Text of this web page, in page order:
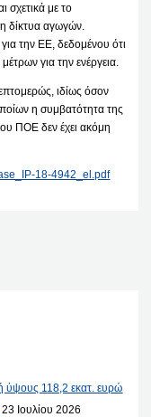
σχετικά με το
δίκτυα αγωγών.
για την ΕΕ, δεδομένου ότι
για την ενέργεια.
ιδίως όσον
η συμβατότητα της
ΠΟΕ δεν έχει ακόμη
18-4942_el.pdf
ύψους 118,2 εκατ. ευρώ
23 Ιουλίου 2026